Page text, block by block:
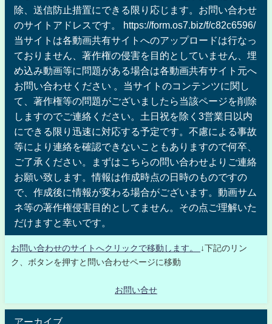
除、送信防止措置にできる限り応じます。お問い合わせ
のサイトアドレスです。 https://form.os7.biz/f/c82c6596/
当サイトは各動画共有サイトへのアップロードは行なっ
ておりません、著作権の侵害を目的としていません、埋
め込み動画等に問題がある場合は各動画共有サイト元へ
お問い合わせください 。当サイトのコンテンツに関し
て、著作権等の問題がございましたら当該ページを削除
しますのでご連絡ください。土日祝を除く3営業日以内
にできる限り迅速に対応する予定です。不慮による事故
等により連絡を確認できないこともありますので何卒、
ご了承ください。まずはこちらの問い合わせよりご連絡
お願い致します。情報は作成時点の日時のものですの
で、作成後に情報が変わる場合がございます。動画サム
ネ等の著作権侵害目的としてません。その点ご理解いた
だけますと幸いです。
お問い合わせのサイトへクリックで移動します。
↓下記のリン
ク、ボタンを押すと問い合わせページに移動
お問い合せ
アーカイブ